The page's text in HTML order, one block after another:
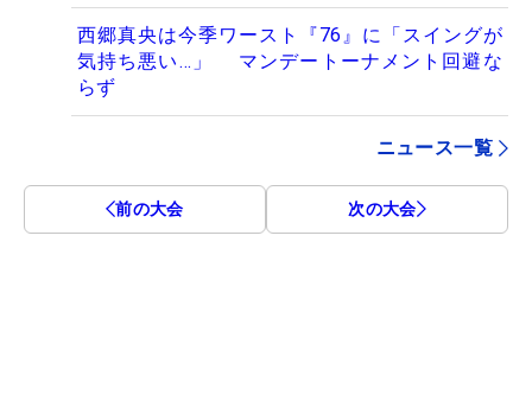
西郷真央は今季ワースト『76』に「スイングが
気持ち悪い…」 マンデートーナメント回避な
らず
ニュース一覧
前の大会 次の大会